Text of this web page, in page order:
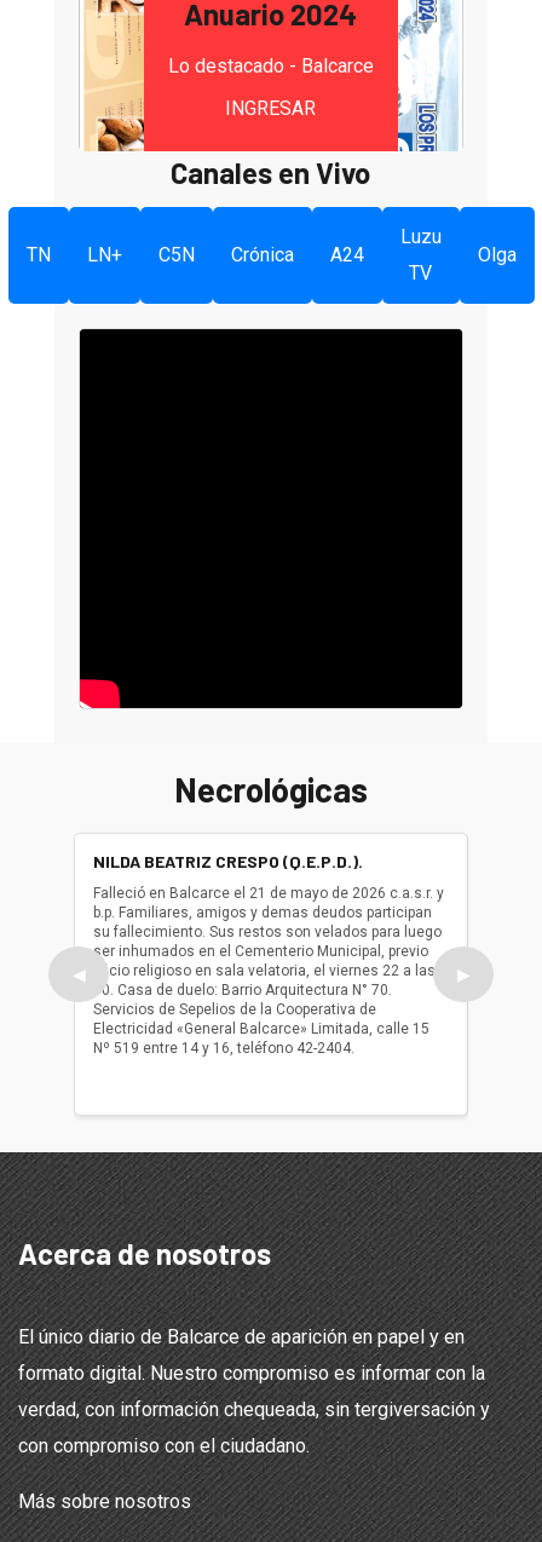
Anuario 2024
Lo destacado - Balcarce
INGRESAR
Canales en Vivo
TN LN+ C5N Crónica A24
Luzu
TV
Olga
Necrológicas
◀
NILDA BEATRIZ CRESPO (Q.E.P.D.).
Falleció en Balcarce el 21 de mayo de 2026 c.a.s.r. y
b.p. Familiares, amigos y demas deudos participan
su fallecimiento. Sus restos son velados para luego
ser inhumados en el Cementerio Municipal, previo
oficio religioso en sala velatoria, el viernes 22 a las
10. Casa de duelo: Barrio Arquitectura N° 70.
Servicios de Sepelios de la Cooperativa de
Electricidad «General Balcarce» Limitada, calle 15
Nº 519 entre 14 y 16, teléfono 42-2404.
ser
oficio
▶
Acerca de nosotros
El único diario de Balcarce de aparición en papel y en
formato digital. Nuestro compromiso es informar con la
verdad, con información chequeada, sin tergiversación y
con compromiso con el ciudadano.
Más sobre nosotros